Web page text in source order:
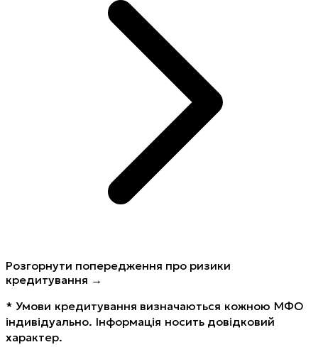
Розгорнути попередження про ризики
кредитування →
* Умови кредитування визначаються кожною МФО
індивідуально. Інформація носить довідковий
характер.